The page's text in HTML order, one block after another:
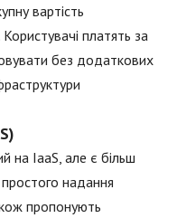
вартість
платять за
без додаткових
на IaaS, але є більш
надання
пропонують